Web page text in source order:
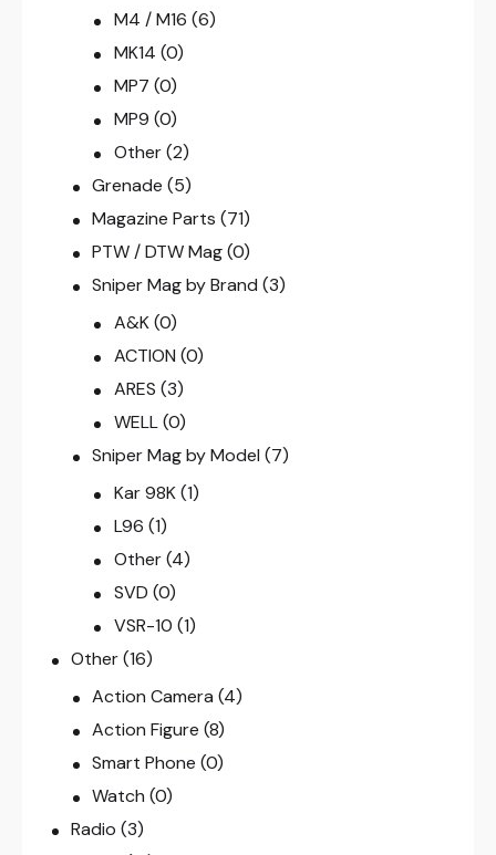
M4 / M16 (6)
MK14 (0)
MP7 (0)
MP9 (0)
Other (2)
Grenade (5)
Magazine Parts (71)
PTW / DTW Mag (0)
Sniper Mag by Brand (3)
A&K (0)
ACTION (0)
ARES (3)
WELL (0)
Sniper Mag by Model (7)
Kar 98K (1)
L96 (1)
Other (4)
SVD (0)
VSR-10 (1)
Other(16)
Action Camera (4)
Action Figure (8)
Smart Phone (0)
Watch (0)
Radio (3)